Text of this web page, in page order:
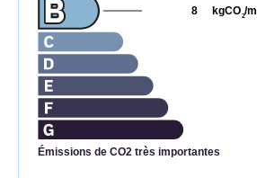
Émissions de CO2 très importantes
kgCO2/m
8